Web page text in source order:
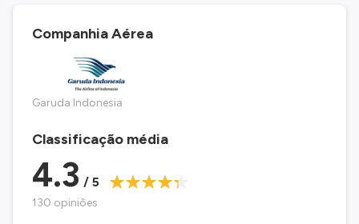
Companhia Aérea
Garuda Indonesia
Classificação média
4.3 / 5
130 opiniões